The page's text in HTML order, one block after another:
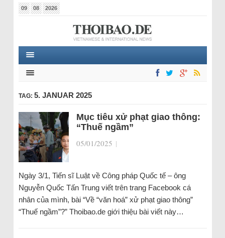
09 08 2026
TAG: 5. JANUAR 2025
Mục tiêu xử phạt giao thông:
“Thuế ngầm”
05/01/2025 |
Ngày 3/1, Tiến sĩ Luật về Công pháp Quốc tế – ông
Nguyễn Quốc Tấn Trung viết trên trang Facebook cá
nhân của mình, bài “Về “văn hoá” xử phạt giao thông”
“Thuế ngầm”?” Thoibao.de giới thiệu bài viết này…